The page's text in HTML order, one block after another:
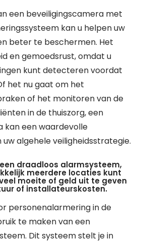
een beveiligingscamera met
kan u helpen uw
beter te beschermen. Het
en gemoedsrust, omdat u
kunt detecteren voordat
het nu gaat om het
of het monitoren van de
in de thuiszorg, een
kan een waardevolle
uw algehele veiligheidsstrategie.
draadloos alarmsysteem,
meerdere locaties kunt
moeite of geld uit te geven
of installateurskosten.
personenalarmering in de
te maken van een
Dit systeem stelt je in